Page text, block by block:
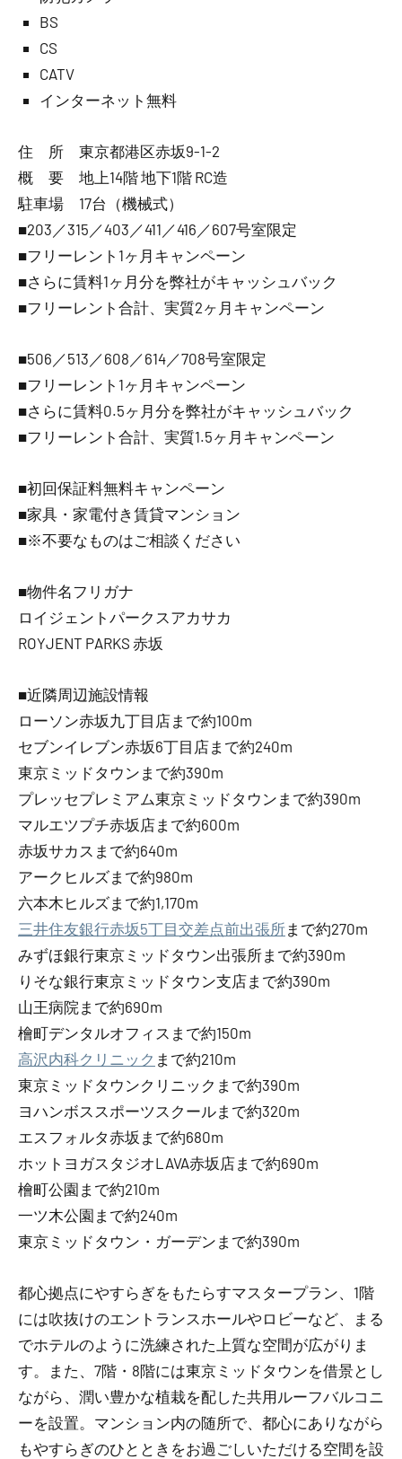
BS
CS
CATV
インターネット無料
住 所 東京都港区赤坂9-1-2
概 要 地上14階 地下1階 RC造
駐車場 17台（機械式）
■203／315／403／411／416／607号室限定
■フリーレント1ヶ月キャンペーン
■さらに賃料1ヶ月分を弊社がキャッシュバック
■フリーレント合計、実質2ヶ月キャンペーン
■506／513／608／614／708号室限定
■フリーレント1ヶ月キャンペーン
■さらに賃料0.5ヶ月分を弊社がキャッシュバック
■フリーレント合計、実質1.5ヶ月キャンペーン
■初回保証料無料キャンペーン
■家具・家電付き賃貸マンション
■※不要なものはご相談ください
■物件名フリガナ
ロイジェントパークスアカサカ
ROYJENT PARKS 赤坂
■近隣周辺施設情報
ローソン赤坂九丁目店まで約100m
セブンイレブン赤坂6丁目店まで約240m
東京ミッドタウンまで約390m
プレッセプレミアム東京ミッドタウンまで約390m
マルエツプチ赤坂店まで約600m
赤坂サカスまで約640m
アークヒルズまで約980m
六本木ヒルズまで約1,170m
三井住友銀行赤坂5丁目交差点前出張所まで約270m
みずほ銀行東京ミッドタウン出張所まで約390m
りそな銀行東京ミッドタウン支店まで約390m
山王病院まで約690m
檜町デンタルオフィスまで約150m
高沢内科クリニック まで約210m
東京ミッドタウンクリニックまで約390m
ヨハンボススポーツスクールまで約320m
エスフォルタ赤坂まで約680m
ホットヨガスタジオLAVA赤坂店まで約690m
檜町公園まで約210m
一ツ木公園まで約240m
東京ミッドタウン・ガーデンまで約390m
都心拠点にやすらぎをもたらすマスタープラン、1階
には吹抜けのエントランスホールやロビーなど、まる
でホテルのように洗練された上質な空間が広がりま
す。また、7階・8階には東京ミッドタウンを借景とし
ながら、潤い豊かな植栽を配した共用ルーフバルコニ
ーを設置。マンション内の随所で、都心にありながら
もやすらぎのひとときをお過ごしいただける空間を設